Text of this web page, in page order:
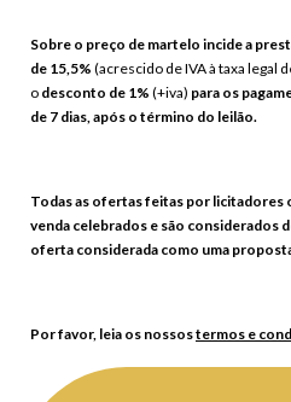
Sobre o preço de martelo incide a
de 15,5% (acrescido de IVA à taxa legal
o desconto de 1% (+iva) para os
de 7 dias, após o término do leilão.
Todas as ofertas feitas por licitadores
venda celebrados e são considerados
oferta considerada como uma
Por favor, leia os nossostermos e